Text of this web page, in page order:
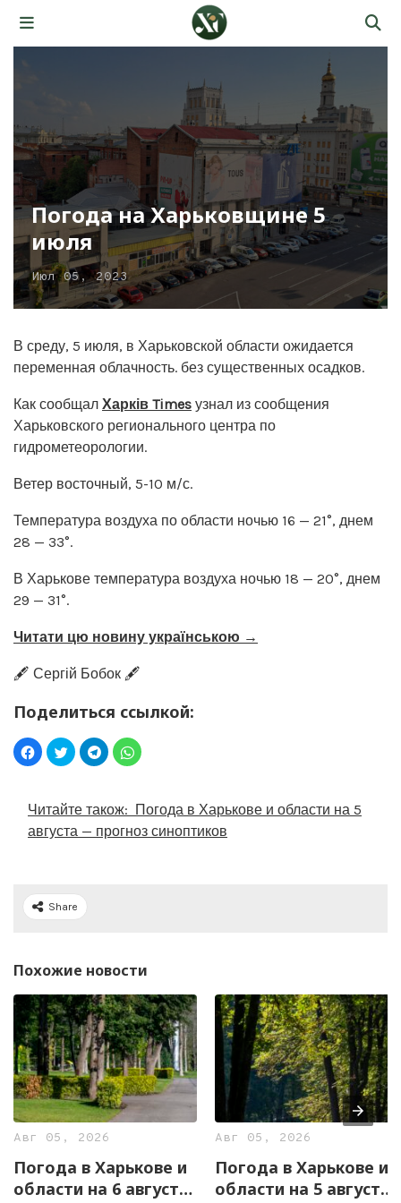
Погода на Харьковщине 5
июля
Июл 05, 2023
В среду, 5 июля, в Харьковской области ожидается
переменная облачность. без существенных осадков.
Как сообщал Харків Times узнал из сообщения
Харьковского регионального центра по
гидрометеорологии.
Ветер восточный, 5-10 м/с.
Температура воздуха по области ночью 16 — 21°, днем
28 — 33°.
В Харькове температура воздуха ночью 18 — 20°, днем
29 — 31°.
Читати цю новину українською →
🖋️ Сергій Бобок 🖋️
Поделиться ссылкой:
Читайте також: Погода в Харькове и области на 5
августа — прогноз синоптиков
Share
Похожие новости
Авг 05, 2026
Погода в Харькове и
области на 6 августа
Авг 05, 2026
Погода в Харькове и
области на 5 августа